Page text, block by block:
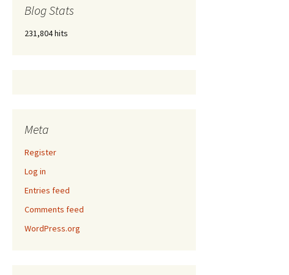
Blog Stats
231,804 hits
Meta
Register
Log in
Entries feed
Comments feed
WordPress.org